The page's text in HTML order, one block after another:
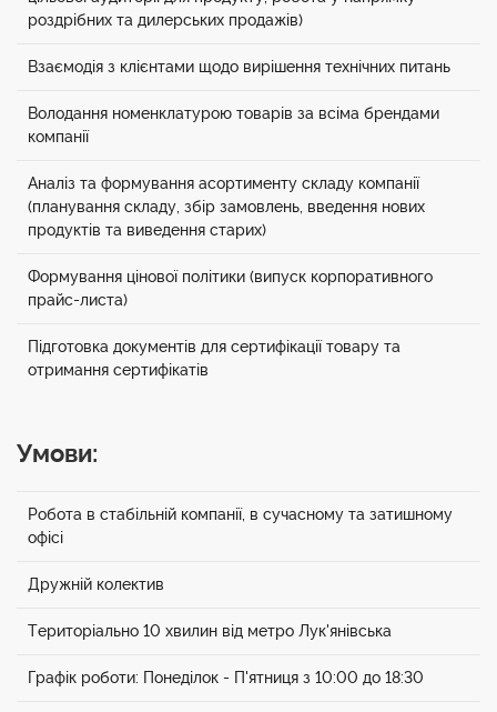
роздрібних та дилерських продажів)
Взаємодія з клієнтами щодо вирішення технічних питань
Володання номенклатурою товарів за всіма брендами
компанії
Аналіз та формування асортименту складу компанії
(планування складу, збір замовлень, введення нових
продуктів та виведення старих)
Формування цінової політики (випуск корпоративного
прайс-листа)
Підготовка документів для сертифікації товару та
отримання сертифікатів
Умови:
Робота в стабільній компанії, в сучасному та затишному
офісі
Дружній колектив
Територіально 10 хвилин від метро Лук'янівська
Графік роботи: Понеділок - П'ятниця з 10:00 до 18:30